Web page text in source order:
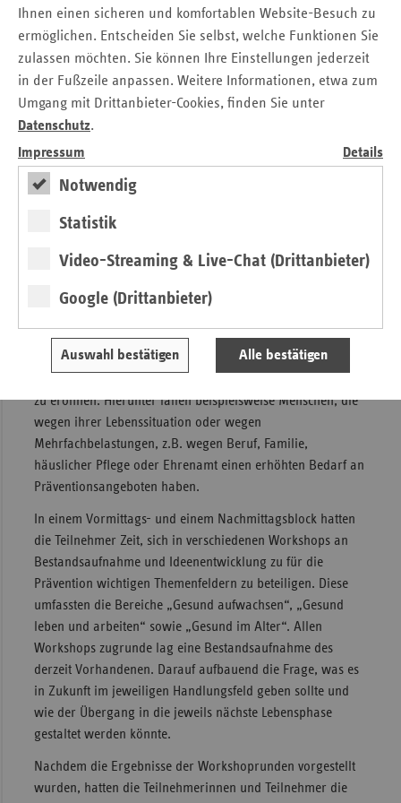
Ihnen einen sicheren und komfortablen Website-Besuch zu
ermöglichen. Entscheiden Sie selbst, welche Funktionen Sie
zulassen möchten. Sie können Ihre Einstellungen jederzeit
in der Fußzeile anpassen. Weitere Informationen, etwa zum
Umgang mit Drittanbieter-Cookies, finden Sie unter
Datenschutz.
Impressum
Details
Notwendig
Statistik
Video-Streaming & Live-Chat (Drittanbieter)
Google (Drittanbieter)
Auswahl bestätigen Alle bestätigen
mit den Saarländern gestalten. Ich bin mir sicher, dass
heute der Grundstein für viele weitere Präventionsprojekte
im Saarland gelegt wurde“, erklärte Martin Schneider,
Leiter der vdek-Landesvertretung Saarland.
Im Saarland sind bereits vielfältige Maßnahmen und
Strukturen durch die Partner der
Landesrahmenvereinbarung – die gesetzlichen Kranken-
und Pflegeversicherungen, die Rentenversicherungsträger
weiter zu entwickeln und zusammenzuführen, ist eine
Landespräventionskonferenz beiträgt.
In der Zukunft kommt es darauf an, dass auch den
Menschen, die erhöhte Gesundheitsrisiken und gleichzeitig
zu eröffnen. Hierunter fallen beispielsweise Menschen, die
wegen ihrer Lebenssituation oder wegen
Mehrfachbelastungen, z.B. wegen Beruf, Familie,
häuslicher Pflege oder Ehrenamt einen erhöhten Bedarf an
Präventionsangeboten haben.
In einem Vormittags- und einem Nachmittagsblock hatten
die Teilnehmer Zeit, sich in verschiedenen Workshops an
Bestandsaufnahme und Ideenentwicklung zu für die
Prävention wichtigen Themenfeldern zu beteiligen. Diese
umfassten die Bereiche „Gesund aufwachsen“, „Gesund
leben und arbeiten“ sowie „Gesund im Alter“. Allen
Workshops zugrunde lag eine Bestandsaufnahme des
derzeit Vorhandenen. Darauf aufbauend die Frage, was es
in Zukunft im jeweiligen Handlungsfeld geben sollte und
wie der Übergang in die jeweils nächste Lebensphase
gestaltet werden könnte.
Nachdem die Ergebnisse der Workshoprunden vorgestellt
wurden, hatten die Teilnehmerinnen und Teilnehmer die